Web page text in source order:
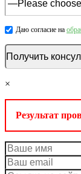
Даю согласие на
×
Результат